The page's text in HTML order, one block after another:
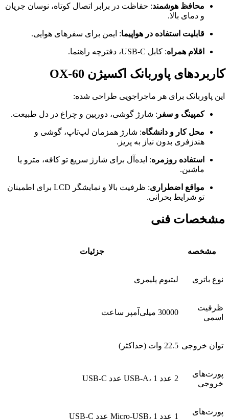
محافظ هوشمند: حفاظت در برابر اتصال کوتاه، نوسان جریان
و دمای بالا.
قابلیت استفاده در هواپیما: ایمن برای سفرهای هوایی.
اقلام همراه: کابل USB-C، دفترچه راهنما.
کاربردهای پاوربانک اکسیژن OX-60
این پاوربانک برای هر ماجراجویی طراحی شده:
کمپینگ و سفر : شارژ گوشی، دوربین و چراغ در دل طبیعت.
محل کار و دانشگاه: شارژ همزمان لپ‌تاپ، گوشی و
هندزفری بدون نیاز به پریز.
استفاده روزمره: ایده‌آل برای شارژ سریع تو کافه، مترو یا
ماشین.
مواقع اضطراری
: ظرفیت بالا و نمایشگر LCD برای اطمینان
تو شرایط بحرانی.
مشخصات فنی
مشخصه جزئیات
نوع باتری لیتیوم پلیمری
ظرفیت
اسمی
30000 میلی‌آمپر ساعت
توان خروجی 22.5 وات (حداکثر)
پورت‌های
خروجی
2 عدد USB-A، 1 عدد USB-C
پورت‌های
1 عدد Micro-USB، 1 عدد USB-C